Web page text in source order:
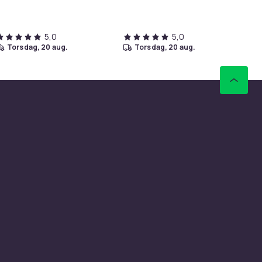
5,0
torsdag, 20 aug.
5,0
torsdag, 20 aug.